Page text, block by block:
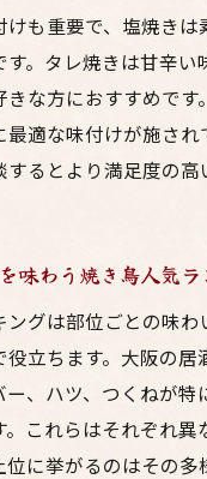
類一覧から選ぶおす
鳥とお酒を満喫する
酒屋で焼き鳥とお酒
気の鳥料理を仕事帰
焼鳥と鳥料理を満喫
におすすめの焼き鳥
ランキング部位を徹底
けも重要で、塩焼きは
。タレ焼きは甘辛い
きな方におすすめです
最適な味付けが施され
するとより満足度の高
味わう焼き鳥人気
グは部位ごとの味わ
立ちます。大阪の居
、ハツ、つくねが特
。これらはそれぞれ異
位に挙がるのはその多